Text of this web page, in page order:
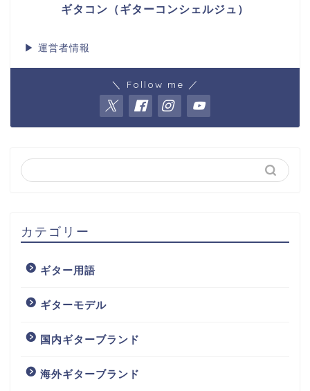
ギタコン（ギターコンシェルジュ）
▶ 運営者情報
＼ Follow me ／
カテゴリー
ギター用語
ギターモデル
国内ギターブランド
海外ギターブランド